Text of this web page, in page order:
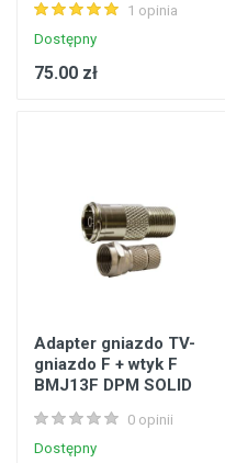
1 opinia
Dostępny
75.00 zł
Adapter gniazdo TV-
gniazdo F + wtyk F
BMJ13F DPM SOLID
0 opinii
Dostępny